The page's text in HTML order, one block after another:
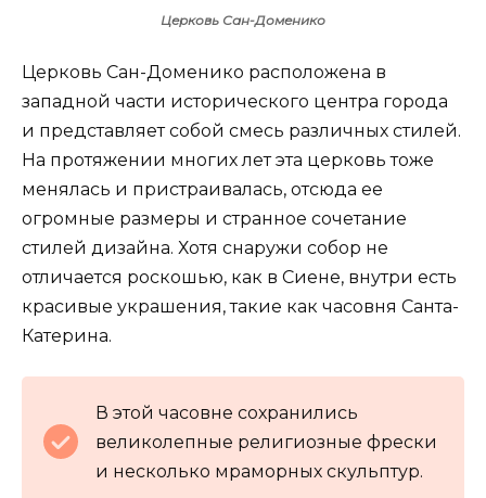
Церковь Сан-Доменико
Церковь Сан-Доменико расположена в
западной части исторического центра города
и представляет собой смесь различных стилей.
На протяжении многих лет эта церковь тоже
менялась и пристраивалась, отсюда ее
огромные размеры и странное сочетание
стилей дизайна. Хотя снаружи собор не
отличается роскошью, как в Сиене, внутри есть
красивые украшения, такие как часовня Санта-
Катерина.
В этой часовне сохранились
великолепные религиозные фрески
и несколько мраморных скульптур.